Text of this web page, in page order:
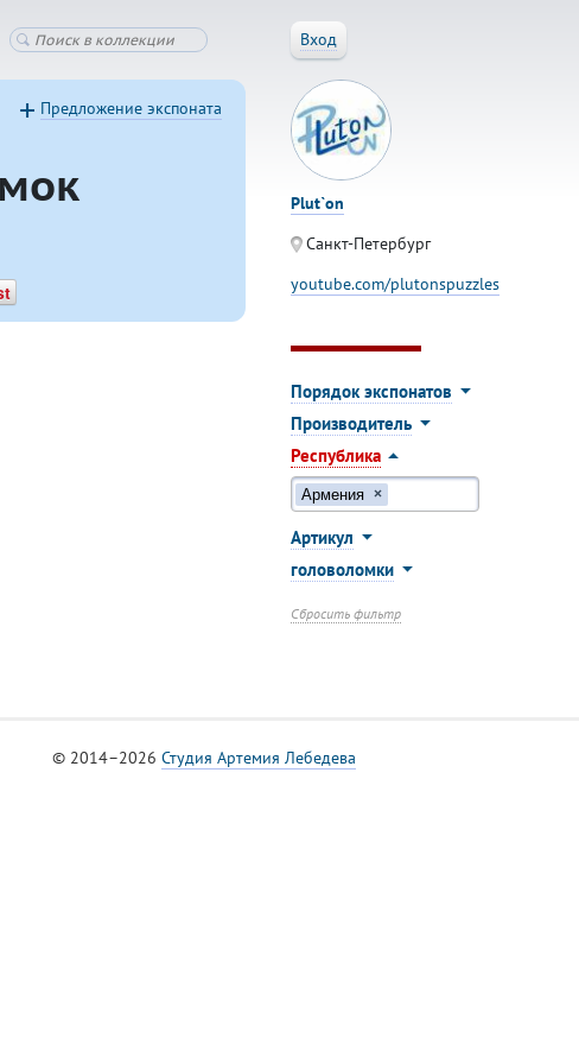
Вход
Предложение экспоната
Plut`on
Санкт-Петербург
youtube.com/plutonspuzzles
Порядок экспонатов
Производитель
Республика
Армения ×
Артикул
головоломки
Сбросить фильтр
© 2014–2026Студия Артемия Лебедева